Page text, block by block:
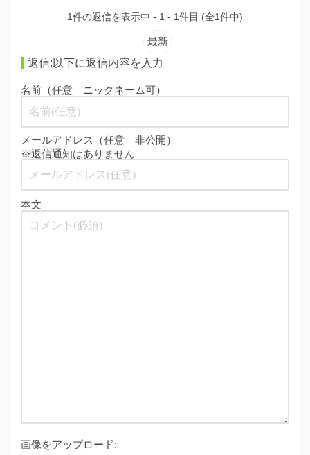
1件の返信を表示中 - 1 - 1件目 (全1件中)
最新
返信:以下に返信内容を入力
名前（任意 ニックネーム可）
メールアドレス（任意 非公開）
※返信通知はありません
本文
画像をアップロード: